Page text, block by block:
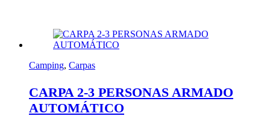
Camping, Carpas
CARPA 2-3 PERSONAS ARMADO
AUTOMÁTICO